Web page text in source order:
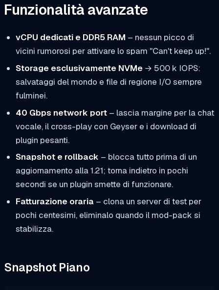
Funzionalità avanzate
vCPU dedicati e DDR5 RAM – nessun picco di
vicini rumorosi per attivare lo spam "Can't keep up!".
Storage esclusivamente NVMe → 500 k IOPS:
salvataggi del mondo e file di regione I/O sempre
fulminei.
40 Gbps network port– lascia margine per la chat
vocale, il cross-play con Geyser e i download di
plugin pesanti.
Snapshot e rollback – blocca tutto prima di un
aggiornamento alla 1.21; torna indietro in pochi
secondi se un plugin smette di funzionare.
Fatturazione oraria – clona un server di test per
pochi centesimi, eliminalo quando il mod-pack si
stabilizza.
Snapshot Piano